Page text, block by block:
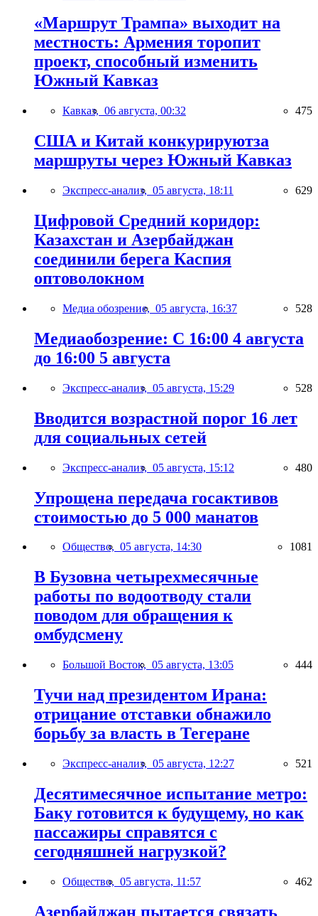
«Маршрут Трампа» выходит на
местность: Армения торопит
проект, способный изменить
Южный Кавказ
Кавказ, 06 августа, 00:32 475
США и Китай конкурируютза
маршруты через Южный Кавказ
Экспресс-анализ, 05 августа, 18:11 629
Цифровой Средний коридор:
Казахстан и Азербайджан
соединили берега Каспия
оптоволокном
Медиа обозрение, 05 августа, 16:37 528
Медиаобозрение: С 16:00 4 августа
до 16:00 5 августа
Экспресс-анализ, 05 августа, 15:29 528
Вводится возрастной порог 16 лет
для социальных сетей
Экспресс-анализ, 05 августа, 15:12 480
Упрощена передача госактивов
стоимостью до 5 000 манатов
Общество, 05 августа, 14:30 1081
В Бузовна четырехмесячные
работы по водоотводу стали
поводом для обращения к
омбудсмену
Большой Восток, 05 августа, 13:05 444
Тучи над президентом Ирана:
отрицание отставки обнажило
борьбу за власть в Тегеране
Экспресс-анализ, 05 августа, 12:27 521
Десятимесячное испытание метро:
Баку готовится к будущему, но как
пассажиры справятся с
сегодняшней нагрузкой?
Общество, 05 августа, 11:57 462
Азербайджан пытается связать